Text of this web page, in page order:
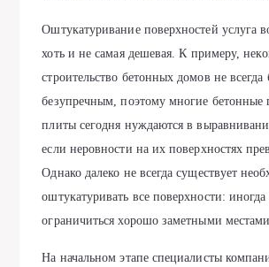
Оштукатуривание поверхностей услуга
хоть и не самая дешевая. К примеру,
строительство бетонных домов не всегда
безупречным, поэтому многие бетонные
плиты сегодня нуждаются в
если неровности на их поверхностях
Однако далеко не всегда существует
оштукатуривать все поверхности:
ограничиться хорошо заметными
На начальном этапе специалисты